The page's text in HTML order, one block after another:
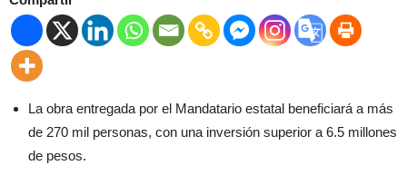
La obra entregada por el Mandatario estatal beneficiará a más
de 270 mil personas, con una inversión superior a 6.5 millones
de pesos.